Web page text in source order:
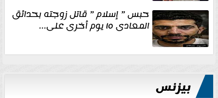
حبس ” إسلام ” قاتل زوجته بحدائق
المعادى ١٥ يوم أخرى على...
بيزنس